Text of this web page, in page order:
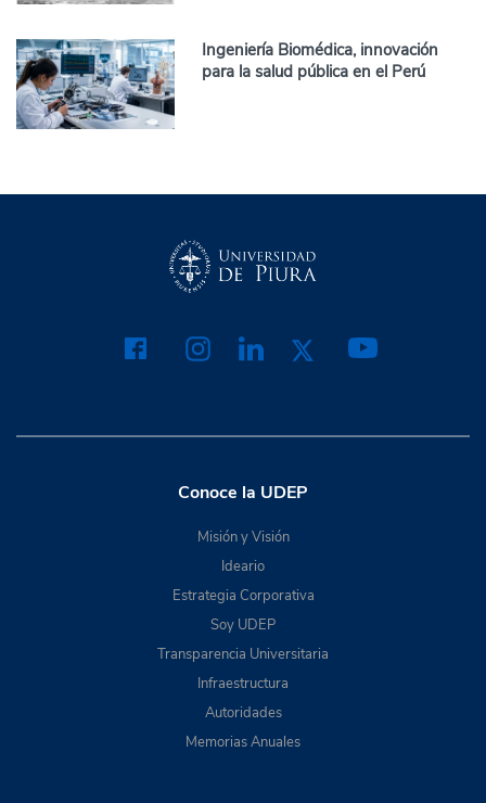
Ingeniería Biomédica, innovación
para la salud pública en el Perú
Conoce la UDEP
Misión y Visión
Ideario
Estrategia Corporativa
Soy UDEP
Transparencia Universitaria
Infraestructura
Autoridades
Memorias Anuales